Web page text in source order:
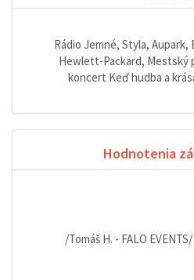
Rádio Jemné, Styla, Aupark,
Hewlett-Packard, Mestský
koncert Keď hudba a
Hodnotenia
/Tomáš H. - FALO